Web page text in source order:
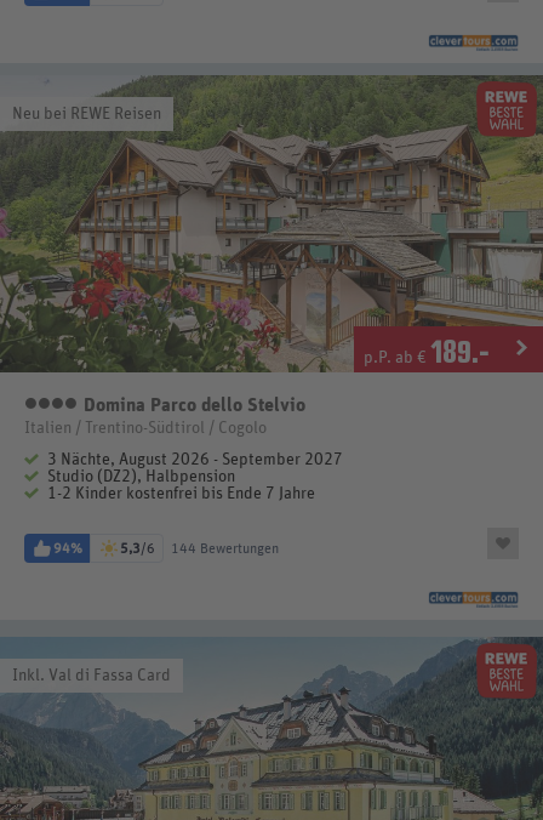
Neu bei REWE Reisen
p.P. ab € 189.-
4 Sterne
Domina Parco dello Stelvio
Italien / Trentino-Südtirol / Cogolo
3 Nächte, August 2026 - September 2027
Studio (DZ2), Halbpension
1-2 Kinder kostenfrei bis Ende 7 Jahre
94% 5,3/6 144 Bewertungen
Inkl. Val di Fassa Card